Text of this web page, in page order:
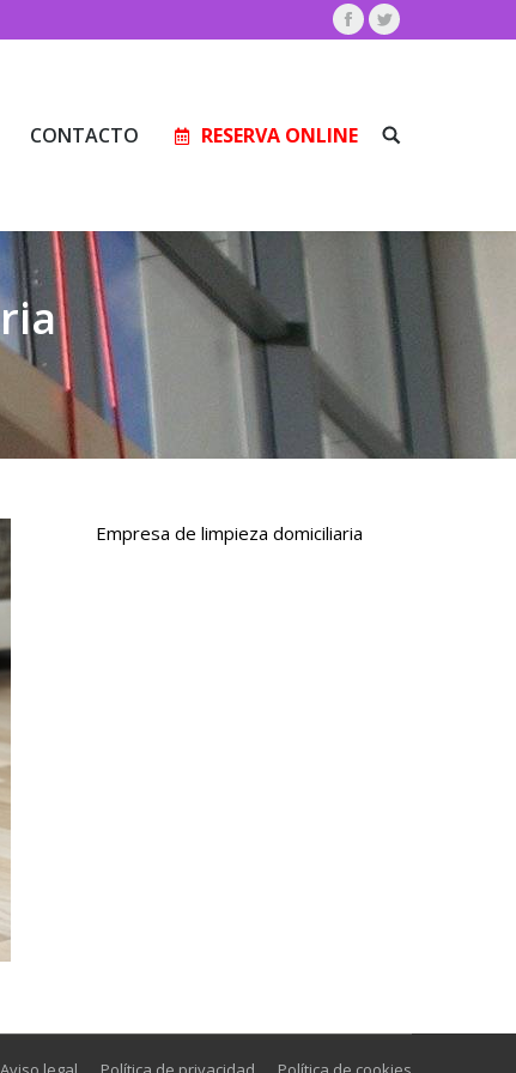
Facebook
Twitter
CONTACTO RESERVA ONLINE Buscar:
Empresa de limpieza domiciliaria